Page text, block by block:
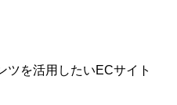
ツを活用したいECサイト